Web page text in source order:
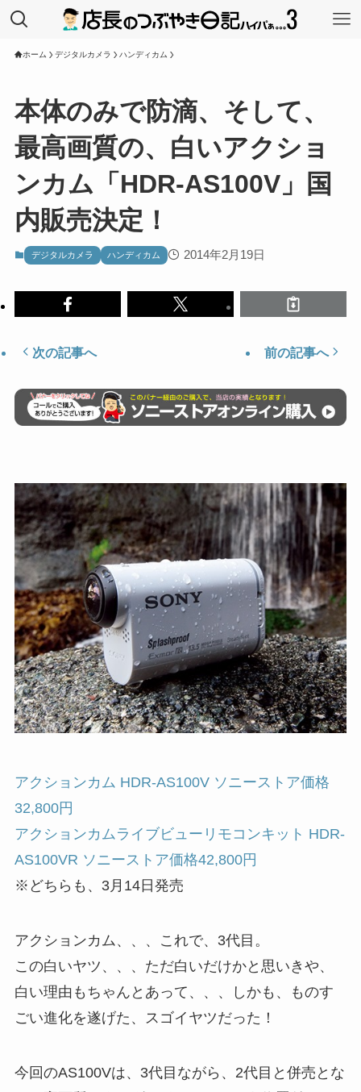
ホーム デジタルカメラ ハンディカム
本体のみで防滴、そして、
最高画質の、白いアクショ
ンカム「HDR-AS100V」国
内販売決定！
デジタルカメラ ハンディカム 2014年2月19日
次の記事へ 前の記事へ
アクションカム HDR-AS100V ソニーストア価格
32,800円
アクションカムライブビューリモコンキット HDR-
AS100VR ソニーストア価格42,800円
※どちらも、3月14日発売
アクションカム、、、これで、3代目。
この白いヤツ、、、ただ白いだけかと思いきや、
白い理由もちゃんとあって、、、しかも、ものす
ごい進化を遂げた、スゴイヤツだった！
今回のAS100Vは、3代目ながら、2代目と併売とな